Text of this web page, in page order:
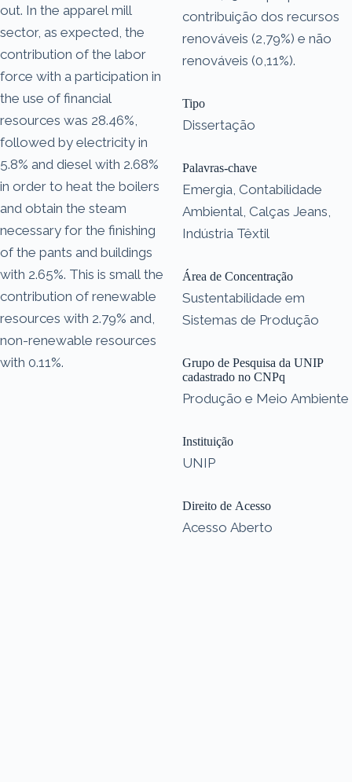
out. In the apparel mill
sector, as expected, the
contribution of the labor
force with a participation in
the use of financial
resources was 28.46%,
followed by electricity in
5.8% and diesel with 2.68%
in order to heat the boilers
and obtain the steam
necessary for the finishing
of the pants and buildings
with 2.65%. This is small the
contribution of renewable
resources with 2.79% and,
non-renewable resources
with 0.11%.
contribuição dos recursos
renováveis (2,79%) e não
renováveis (0,11%).
Tipo
Dissertação
Palavras-chave
Emergia, Contabilidade
Ambiental, Calças Jeans,
Indústria Têxtil
Área de Concentração
Sustentabilidade em
Sistemas de Produção
Grupo de Pesquisa da UNIP
cadastrado no CNPq
Produção e Meio Ambiente
Instituição
UNIP
Direito de Acesso
Acesso Aberto